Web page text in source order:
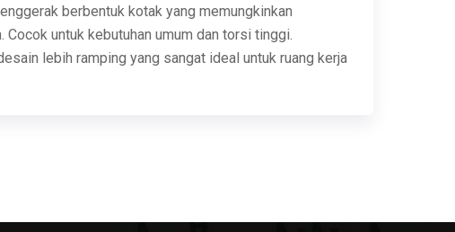
berbentuk kotak yang memungkinkan
untuk kebutuhan umum dan torsi tinggi.
lebih ramping yang sangat ideal untuk ruang kerja